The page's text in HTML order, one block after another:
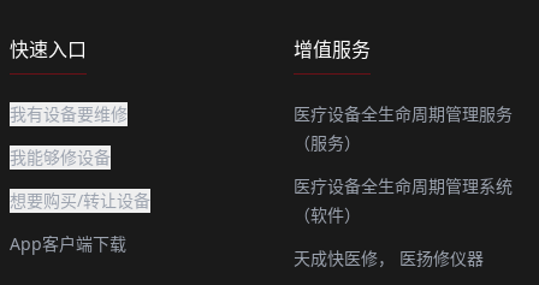
快速入口
我有设备要维修
我能够修设备
想要购买/转让设备
App客户端下载
增值服务
医疗设备全生命周期管理服务
（服务）
医疗设备全生命周期管理系统
（软件）
天成快医修，
医扬修仪器